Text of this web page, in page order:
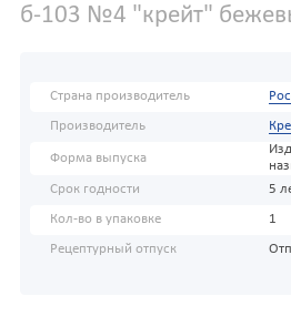
б-103 №4 "крейт"
Страна производитель
Производитель
Форма выпуска
Срок годности
5
Кол-во в упаковке 1
Рецептурный отпуск